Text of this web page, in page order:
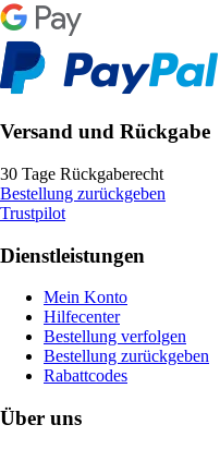
Versand und Rückgabe
30 Tage Rückgaberecht
Bestellung zurückgeben
Trustpilot
Dienstleistungen
Mein Konto
Hilfecenter
Bestellung verfolgen
Bestellung zurückgeben
Rabattcodes
Über uns